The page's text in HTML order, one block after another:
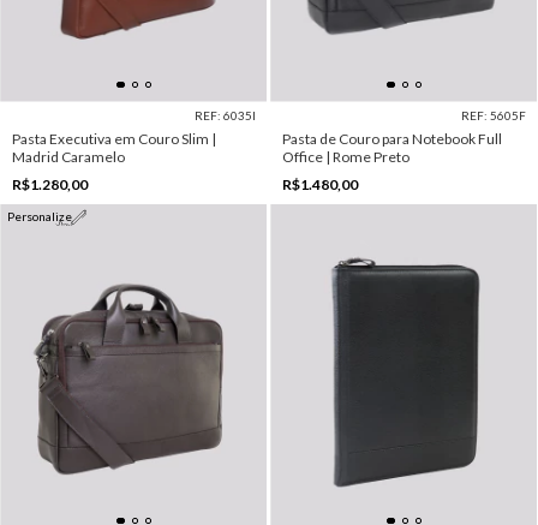
REF: 6035I
Pasta Executiva em Couro Slim |
Madrid Caramelo
R$1.280,00
REF: 5605F
Pasta de Couro para Notebook Full
Office | Rome Preto
R$1.480,00
Personalize